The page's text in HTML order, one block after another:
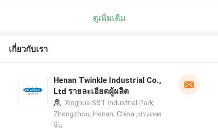
ดูเพิ่มเติม
เกี่ยวกับเรา
Henan Twinkle Industrial Co.,
Ltd รายละเอียดผู้ผลิต
Xinghua S&T Industrial Park,
Zhengzhou, Henan, China ,ประเทศ
จีน